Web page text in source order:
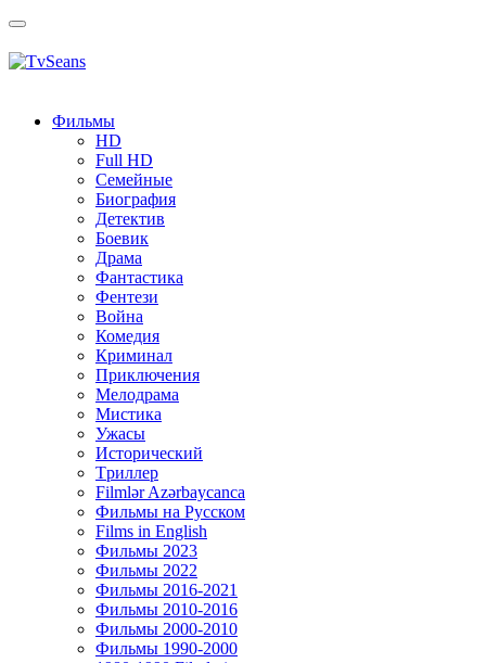
Toggle
Фильмы
HD
Full HD
Семейные
Биография
Детектив
Боевик
Драма
Фантастика
Фентези
Война
Комедия
Криминал
Приключения
Мелодрама
Мистика
Ужасы
Исторический
Tриллер
Filmlər Azərbaycanca
Фильмы на Русском
Films in English
Фильмы 2023
Фильмы 2022
Фильмы 2016-2021
Фильмы 2010-2016
Фильмы 2000-2010
Фильмы 1990-2000